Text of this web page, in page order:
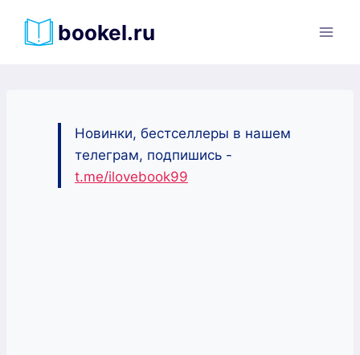
bookel.ru
Новинки, бестселлеры в нашем
телеграм, подпишись -
t.me/ilovebook99